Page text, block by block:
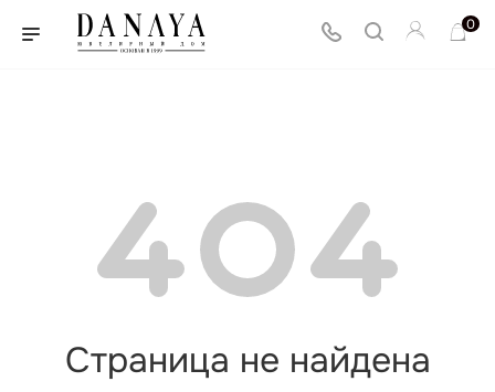
0
Страница не найдена